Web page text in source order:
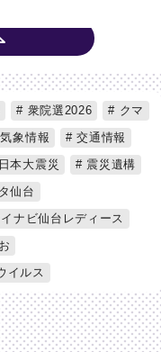
衆院選2026
クマ
象情報
交通情報
本大震災
震災遺構
仙台
ナビ仙台レディース
イルス